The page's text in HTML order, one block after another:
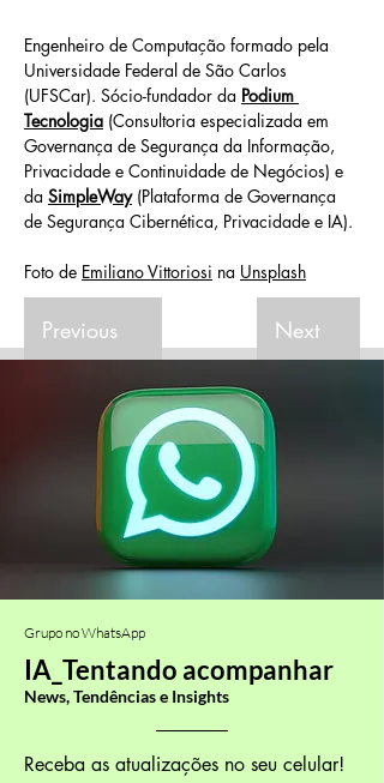
Engenheiro de Computação formado pela
Universidade Federal de São Carlos
(UFSCar). Sócio-fundador da Podium
Tecnologia (Consultoria especializada em
Governança de Segurança da Informação,
Privacidade e Continuidade de Negócios) e
da SimpleWay (Plataforma de Governança
de Segurança Cibernética, Privacidade e IA).
Foto de Emiliano Vittoriosi na Unsplash
Previous Next
Grupo no WhatsApp
IA_Tentando acompanhar
News, Tendências e Insights
Receba as atualizações no seu celular!